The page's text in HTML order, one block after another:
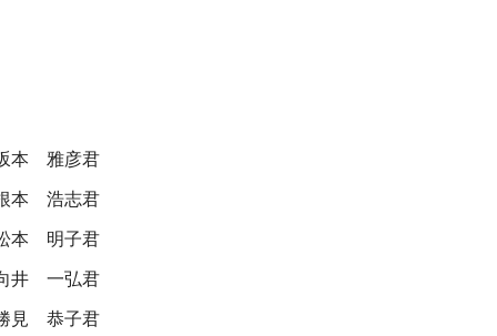
本 雅彦君
本 浩志君
本 明子君
井 一弘君
見 恭子君